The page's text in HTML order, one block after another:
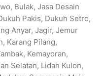
Bulak, Jasa Desain
Pakis, Dukuh Setro,
Anyar, Jagir, Jemur
Karang Pilang,
Kemayoran,
Selatan, Lidah Kulon,